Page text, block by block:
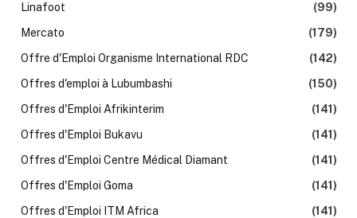
Linafoot
(99)
Mercato
(179)
Offre d'Emploi Organisme International RDC
(142)
Offres d'emploi à Lubumbashi
(150)
Offres d'Emploi Afrikinterim
(141)
Offres d'Emploi Bukavu
(141)
Offres d'Emploi Centre Médical Diamant
(141)
Offres d'Emploi Goma
(141)
Offres d'Emploi ITM Africa
(141)